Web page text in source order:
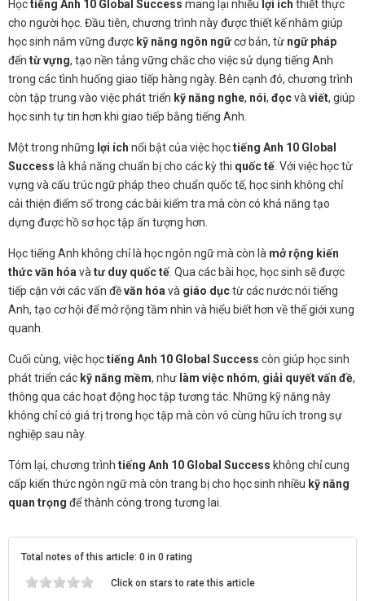
Họctiếng Anh 10 Global Success mang lại nhiều lợi ích thiết thực
cho người học. Đầu tiên, chương trình này được thiết kế nhằm giúp
học sinh nắm vững được kỹ năng ngôn ngữcơ bản, từ ngữ pháp
đến từ vựng, tạo nền tảng vững chắc cho việc sử dụng tiếng Anh
trong các tình huống giao tiếp hàng ngày. Bên cạnh đó, chương trình
còn tập trung vào việc phát triển kỹ năng nghe, nói, đọcvà viết, giúp
học sinh tự tin hơn khi giao tiếp bằng tiếng Anh.
Một trong những lợi ích nổi bật của việc họctiếng Anh 10 Global
Success là khả năng chuẩn bị cho các kỳ thi quốc tế . Với việc học từ
vựng và cấu trúc ngữ pháp theo chuẩn quốc tế, học sinh không chỉ
cải thiện điểm số trong các bài kiểm tra mà còn có khả năng tạo
dựng được hồ sơ học tập ấn tượng hơn.
Học tiếng Anh không chỉ là học ngôn ngữ mà còn là mở rộng kiến
thức văn hóa và tư duy quốc tế . Qua các bài học, học sinh sẽ được
tiếp cận với các vấn đềvăn hóa và giáo dụctừ các nước nói tiếng
Anh, tạo cơ hội để mở rộng tầm nhìn và hiểu biết hơn về thế giới xung
quanh.
Cuối cùng, việc họctiếng Anh 10 Global Success còn giúp học sinh
phát triển các kỹ năng mềm, như làm việc nhóm, giải quyết vấn đề,
thông qua các hoạt động học tập tương tác. Những kỹ năng này
không chỉ có giá trị trong học tập mà còn vô cùng hữu ích trong sự
nghiệp sau này.
Tóm lại, chương trình tiếng Anh 10 Global Success không chỉ cung
cấp kiến thức ngôn ngữ mà còn trang bị cho học sinh nhiều kỹ năng
quan trọng để thành công trong tương lai.
Total notes of this article: 0 in 0 rating
Click on stars to rate this article